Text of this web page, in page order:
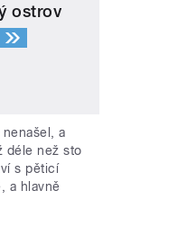
ostrov
a
déle než sto
s pěticí
a hlavně